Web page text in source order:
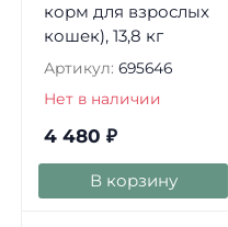
корм для взрослых
кошек), 13,8 кг
Артикул: 695646
Нет в наличии
4 480 ₽
В корзину